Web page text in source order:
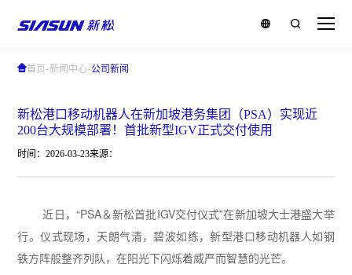
首页-新闻中心-公司新闻
新松港口移动机器人在新加坡港务集团（PSA）实现近
200台大规模部署！首批新型IGV正式交付使用
时间：2026-03-23来源：
近日， “PSA＆新松首批IGV交付仪式”在新加坡大士港盛大举
行。仪式现场，天朗气清，碧波如练，新型港口移动机器人如钢
铁方阵般整齐列队，在阳光下闪烁着威严而智慧的光芒。